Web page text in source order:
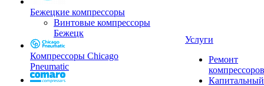
Бежецкие компрессоры
Винтовые компрессоры
Бежецк
Компрессоры Chicago
Pneumatic
Услуги
Ремонт
компрессоров
Капитальный